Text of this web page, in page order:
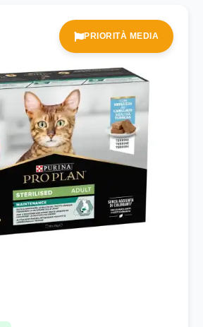
PRIORITÀ MEDIA